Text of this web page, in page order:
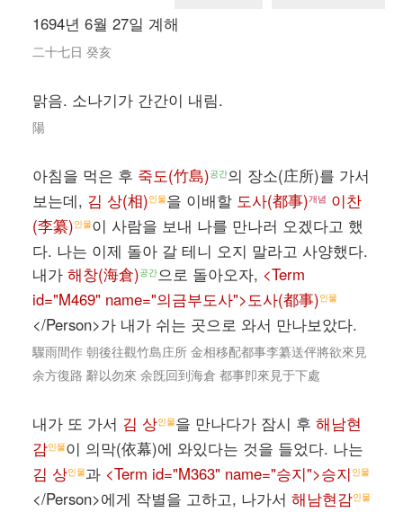
1694년 6월 27일 계해
二十七日 癸亥
맑음. 소나기가 간간이 내림.
陽
아침을 먹은 후 죽도(竹島)공간의 장소(庄所)를 가서
보는데, 김 상(相)인물을 이배할 도사(都事)개념 이찬
(李纂)인물이 사람을 보내 나를 만나러 오겠다고 했
다. 나는 이제 돌아 갈 테니 오지 말라고 사양했다.
내가 해창(海倉)공간으로 돌아오자, <Term
id="M469" name="의금부도사">도사(都事)인물
</Person>가 내가 쉬는 곳으로 와서 만나보았다.
驟雨間作 朝後往觀竹島庄所 金相移配都事李纂送伻將欲來見
余方復路 辭以勿來 余旣回到海倉 都事卽來見于下處
내가 또 가서 김 상인물을 만나다가 잠시 후 해남현
감인물이 의막(依幕)에 와있다는 것을 들었다. 나는
김 상인물과 <Term id="M363" name="승지">승지 인물
</Person>에게 작별을 고하고, 나가서 해남현감인물